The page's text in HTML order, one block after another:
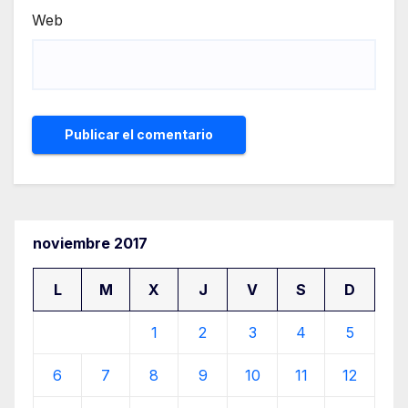
Web
noviembre 2017
L M X J V S D
1 2 3 4 5
6 7 8 9 10 11 12